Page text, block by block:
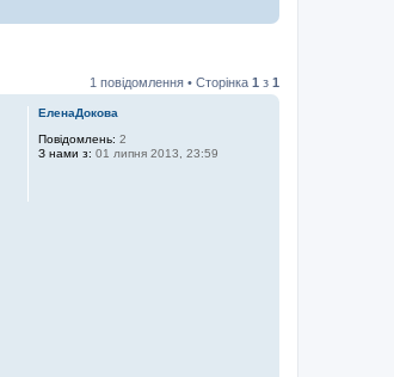
1 повідомлення • Сторінка 1 з 1
ЕленаДокова
Повідомлень: 2
З нами з: 01 липня 2013, 23:59